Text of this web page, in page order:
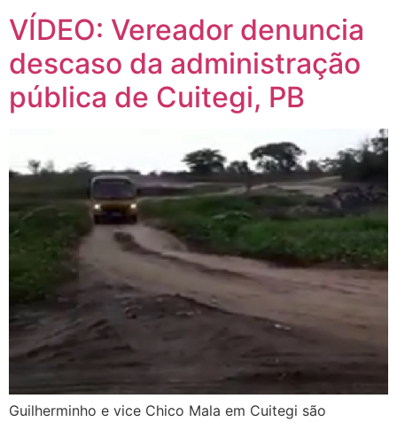
VÍDEO: Vereador denuncia
descaso da administração
pública de Cuitegi, PB
Guilherminho e vice Chico Mala em Cuitegi são